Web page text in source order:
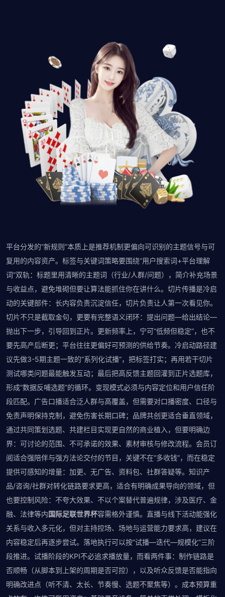
平台分发的“新规则”本质上是推荐机制更偏向可识别的主题信号与可
复用的内容资产。标签与关键词策略要围绕“用户搜索词+平台理解
词”双轨：标题里用清晰的主题词（行业/人群/问题），简介补充场景
与收益点，避免堆砌但要让算法能抓住你在讲什么。切片传播是冷启
动的关键部件：长内容负责沉淀信任，切片负责让人第一次看见你。
切片不只是截取金句，更要有完整语义闭环：提出问题—给出结论—
抛出下一步，引导回到正片。更新频率上，宁可“低频但稳定”，也不
要先高产后断更；平台往往更偏好可预测的供给节奏。冷启动路径建
议先做3-5期主题一致的“系列化试播”，把标签打实；再用若干切片
测试哪类问题最能触发互动；最后把高反馈主题回灌到正片选题库，
形成“数据反哺选题”的循环。变现模式必须与内容定位和用户信任阶
段匹配。广告口播适合泛人群与高覆盖，但需要对口播密度、口径与
免责声明保持克制，避免伤害长期口碑；品牌共创更适合垂直领域，
通过共同策划选题、共建栏目实现更自然的商业植入，但要明确边
界：可讨论的范围、不可承诺的效果、素材审核与修改流程。会员订
阅适合强陪伴与强方法论交付的节目，关键不在“多收钱”，而在稳定
提供可感知的增量：加更、无广告、资料包、社群答疑等。知识产
品/咨询/社群对转化链路要求更高，适合有明确成果导向的领域，但
也要控制风险：不夸大效果、不以个案替代普遍规律，涉及医疗、金
融、法律等内国际足联世界杯容需格外谨慎。直播与线下活动能强化
关系与收入多元化，但对主持控场、场地与运营能力要求高，建议在
内容稳定后再逐步尝试。落地执行可以按“试播—迭代—规模化”三阶
段推进。试播阶段的KPI不必追求播放量，而看两件事：制作链路是
否顺畅（从脚本到上架的周期是否可控），以及听众反馈是否能指向
明确改进点（听不清、太长、节奏慢、选题不聚焦等）。成本预算重